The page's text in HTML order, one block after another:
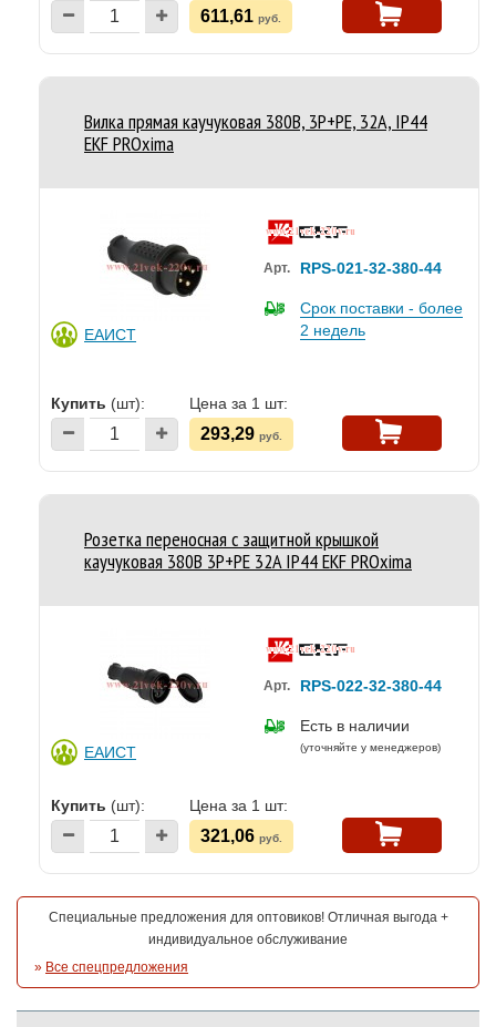
611,61 руб.
Вилка прямая каучуковая 380В, 3P+PE, 32A, IP44
EKF PROxima
ЕАИСТ
Арт. RPS-021-32-380-44
Срок поставки - более
2 недель
Купить (шт): Цена за 1 шт:
293,29 руб.
Розетка переносная с защитной крышкой
каучуковая 380В 3P+PE 32A IP44 EKF PROxima
ЕАИСТ
Арт. RPS-022-32-380-44
Есть в наличии
(уточняйте у менеджеров)
Купить (шт): Цена за 1 шт:
321,06 руб.
Специальные предложения для оптовиков! Отличная выгода +
индивидуальное обслуживание
» Все спецпредложения